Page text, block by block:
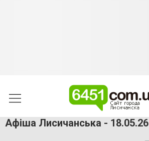
Афіша Лисичанська - 18.05.26